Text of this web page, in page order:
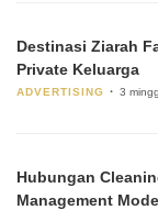
Destinasi Ziarah
Private Keluarga
ADVERTISING 3
Hubungan
Management